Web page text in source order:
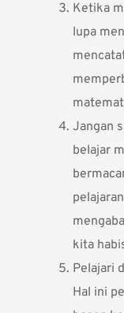
Ketika
lupa
Jangan
belajar
kita
Pelajari
Hal ini